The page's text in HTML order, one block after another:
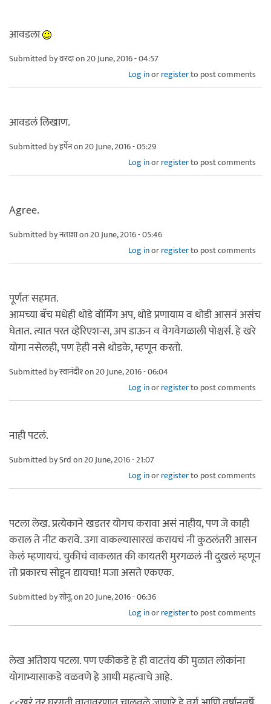
आवडला
Submitted byवरदाon 20 June, 2016 - 04:57
Log inorregisterto post comments
आवडलं लिखाण.
Submitted byहर्पेनon 20 June, 2016 - 05:29
Log inorregisterto post comments
Agree.
Submitted byनताशाon 20 June, 2016 - 05:46
Log inorregisterto post comments
पूर्णतः सहमत.
आमच्या बॅच मधेही थोडे वॉर्मिंग अप, थोडे प्रणायाम व थोडी आसनं असंच
घेतात. त्यात परत व्हेरिएशन्स, अप डाऊन व वेगवेगळाली पोश्चर्स. हे खरे
योगा नसेलही, पण हेही नसे थोडके, म्हणून करतो.
Submitted byस्वानंदी१on 20 June, 2016 - 06:04
Log inorregisterto post comments
नाही पटलं.
Submitted bySrdon 20 June, 2016 - 21:07
Log inorregisterto post comments
पटला लेख. प्रत्येकाने खडतर योगच करावा असं नाहीय, पण जे काही
कराल ते नीट करावे. उगा वाकल्यासारखं करायचं नी कुठलंतरी आसन
केलं म्हणायचं. चुकीचं वाकलात की कायतरी मुरगळलं नी दुखलं म्हणून
तो प्रकारच सोडून द्यायचा! मजा असते एकएक.
Submitted byसोनू.on 20 June, 2016 - 06:36
Log inorregisterto post comments
लेख अतिशय पटला. पण एकीकडे हे ही वाटतंय की मुळात लोकांना
योगाभ्यासाकडे वळवणे हे आधी महत्वाचे आहे.